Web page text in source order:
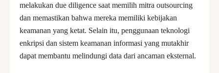
melakukan due diligence saat memilih mitra outsourcing
dan memastikan bahwa mereka memiliki kebijakan
keamanan yang ketat. Selain itu, penggunaan teknologi
enkripsi dan sistem keamanan informasi yang mutakhir
dapat membantu melindungi data dari ancaman eksternal.